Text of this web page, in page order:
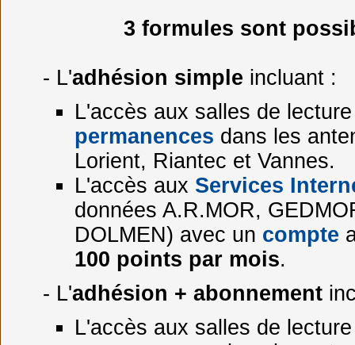
3 formules sont
- L'adhésion simple incluant :
L'accès aux salles de
permanences dans les
Lorient, Riantec et Vannes.
L'accès aux Services
données A.R.MOR,
DOLMEN) avec un compte
100 points par mois.
- L'adhésion + abonnement
L'accès aux salles de